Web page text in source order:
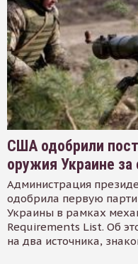
США одобрили
оружия Украине за
Администрация
одобрила первую
Украины в рамках
Requirements List. Об
на два источника,